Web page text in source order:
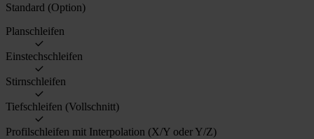
Standard (Option)
Planschleifen
Einstechschleifen
Stirnschleifen
Tiefschleifen (Vollschnitt)
Profilschleifen mit Interpolation (X/Y oder Y/Z)